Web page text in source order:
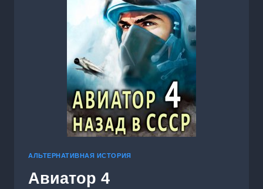
АЛЬТЕРНАТИВНАЯ ИСТОРИЯ
Авиатор 4